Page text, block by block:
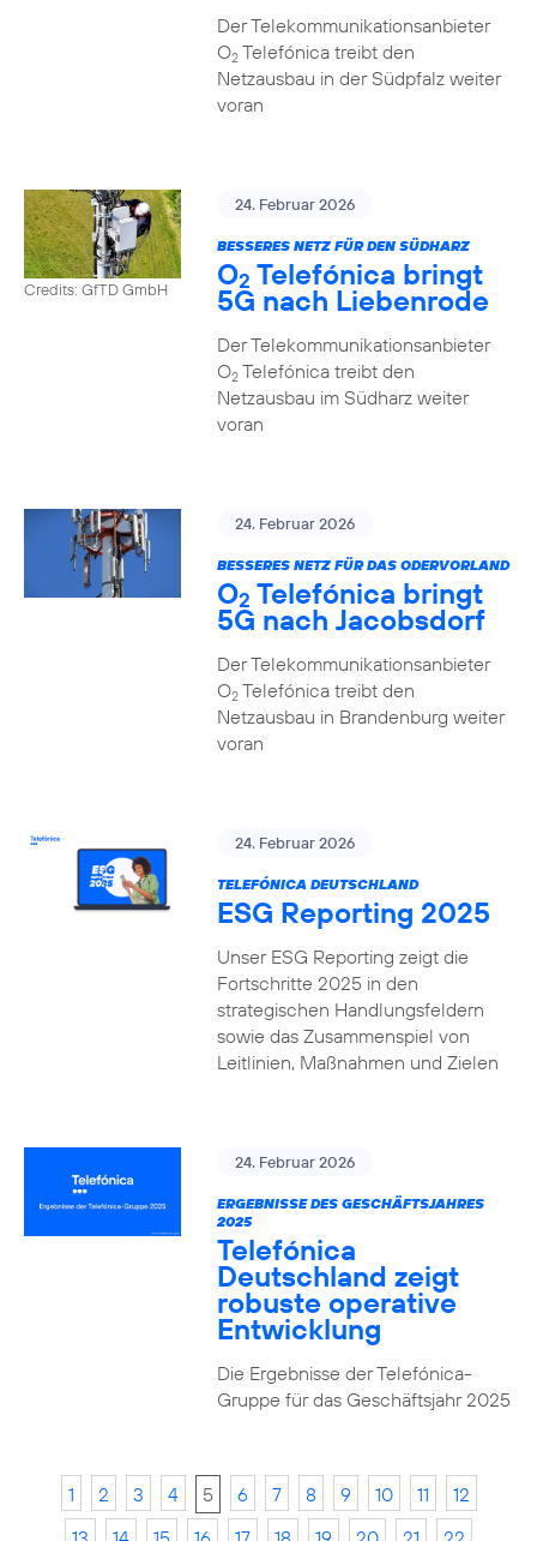
Der Telekommunikationsanbieter
O2Telefónica treibt den
Netzausbau in der Südpfalz weiter
voran
Credits: GfTD GmbH
24. Februar 2026
BESSERES NETZ FÜR DEN SÜDHARZ
O2 Telefónica bringt
5G nach Liebenrode
Der Telekommunikationsanbieter
O2Telefónica treibt den
Netzausbau im Südharz weiter
voran
24. Februar 2026
BESSERES NETZ FÜR DAS ODERVORLAND
O2 Telefónica bringt
5G nach Jacobsdorf
Der Telekommunikationsanbieter
O2Telefónica treibt den
Netzausbau in Brandenburg weiter
voran
24. Februar 2026
TELEFÓNICA DEUTSCHLAND
ESG Reporting 2025
Unser ESG Reporting zeigt die
Fortschritte 2025 in den
strategischen Handlungsfeldern
sowie das Zusammenspiel von
Leitlinien, Maßnahmen und Zielen
24. Februar 2026
ERGEBNISSE DES GESCHÄFTSJAHRES
2025
Telefónica
Deutschland zeigt
robuste operative
Entwicklung
Die Ergebnisse der Telefónica-
Gruppe für das Geschäftsjahr 2025
1 2 3 4 5 6 7 8 9 10 11
12